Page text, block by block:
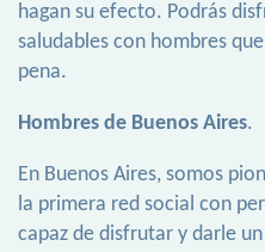
hagan su efecto. Podrás
saludables con hombres
pena.
Hombres de Buenos Aires.
En Buenos Aires, somos
la primera red social con
capaz de disfrutar y darle